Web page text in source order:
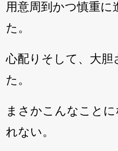
用意周到かつ慎重に
た。
心配りそして、大胆
た。
まさかこんなこと
れない。